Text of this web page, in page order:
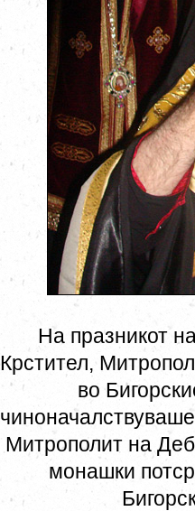
На празникот
Крстител,
во
Митрополит на
монашки